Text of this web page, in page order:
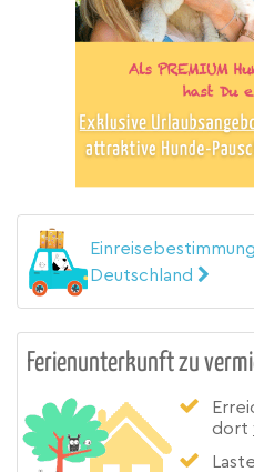
Deutschland
Ferienunterkunft zu
dort